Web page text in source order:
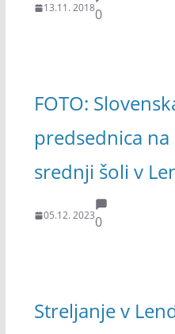
13.11. 20180
FOTO:
predsednica
srednji šoli v
05.12. 20230
Streljanje v